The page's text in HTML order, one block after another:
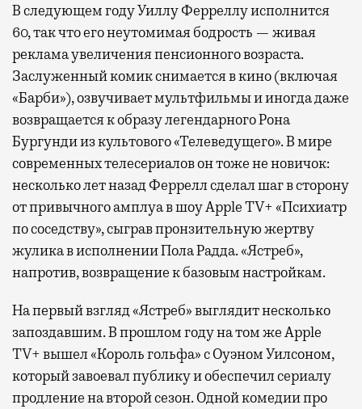
В следующем году Уиллу Ферреллу исполнится
60, так что его неутомимая бодрость — живая
реклама увеличения пенсионного возраста.
Заслуженный комик снимается в кино (включая
«Барби»), озвучивает мультфильмы и иногда даже
возвращается к образу легендарного Рона
Бургунди из культового «Телеведущего». В мире
современных телесериалов он тоже не новичок:
несколько лет назад Феррелл сделал шаг в сторону
от привычного амплуа в шоу Apple TV+ «Психиатр
по соседству», сыграв пронзительную жертву
жулика в исполнении Пола Радда. «Ястреб»,
напротив, возвращение к базовым настройкам.
На первый взгляд «Ястреб» выглядит несколько
запоздавшим. В прошлом году на том же Apple
TV+ вышел «Король гольфа» с Оуэном Уилсоном,
который завоевал публику и обеспечил сериалу
продление на второй сезон. Одной комедии про